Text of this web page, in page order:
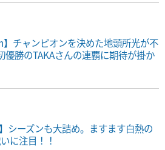
】チャンピオンを決めた地頭所光が不
優勝のTAKAさんの連覇に期待が掛か
シーズンも大詰め。ますます白熱の
に注目！！